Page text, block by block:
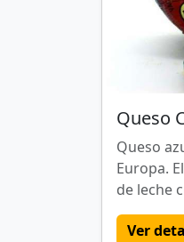
Queso
Queso
Europa.
de leche
Ver